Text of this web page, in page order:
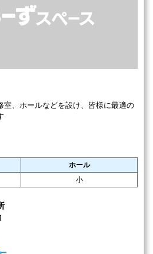
室、ホールなどを設け、皆様に最適の
ホール
小